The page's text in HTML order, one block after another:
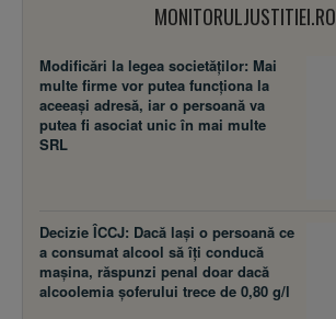
MONITORULJUSTITIEI.RO
Modificări la legea societăţilor: Mai
multe firme vor putea funcţiona la
aceeaşi adresă, iar o persoană va
putea fi asociat unic în mai multe
SRL
Decizie ÎCCJ: Dacă laşi o persoană ce
a consumat alcool să îţi conducă
maşina, răspunzi penal doar dacă
alcoolemia şoferului trece de 0,80 g/l